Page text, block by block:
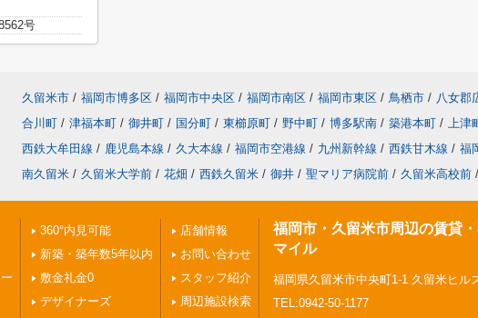
号
久留米市 / 福岡市博多区 / 福岡市中央区 / 福岡市南区 / 福岡市東区 / 鳥栖市 / 八女郡
合川町 / 津福本町 / 御井町 / 国分町 / 東櫛原町 / 野中町 / 博多駅南 / 築港本町 / 上津
西鉄大牟田線 / 鹿児島本線 / 久大本線 / 福岡市空港線 / 九州新幹線 / 西鉄甘木線 / 福
南久留米 / 久留米大学前 / 花畑 / 西鉄久留米 / 御井 / 聖マリア病院前 / 久留米高校前 /
360°内見可能
新築・築年数5年以内
敷金礼金0
デザイナーズ
店舗情報
お問い合わせ
スタッフ紹介
周辺施設検索
福岡市・久留米市周辺の賃貸
マイル
福岡県久留米市中央町1-1 久留米ヒル
TEL:0942-50-1177